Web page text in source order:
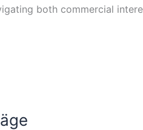
both commercial